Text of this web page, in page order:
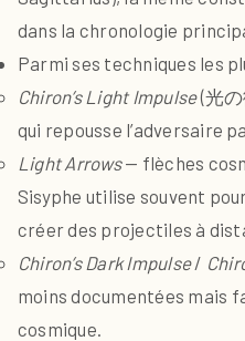
dans la chronologie
Parmi ses techniques les
Chiron’s Light Impulse(光の
qui repousse l’adversaire
Light Arrows— flèches
Sisyphe utilise souvent
créer des projectiles à
Chiron’s Dark Impulse/
moins documentées mais
cosmique.